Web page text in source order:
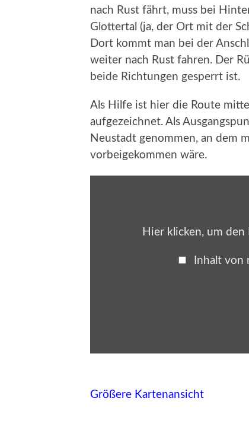
nach Rust fährt, muss bei
Glottertal (ja, der Ort mit der
Dort kommt man bei der
weiter nach Rust fahren. Der
beide Richtungen gesperrt ist.
Als Hilfe ist hier die Route
aufgezeichnet. Als
Neustadt genommen, an dem
vorbeigekommen wäre.
Hier klicken, um den
Inhalt von
Größere Kartenansicht